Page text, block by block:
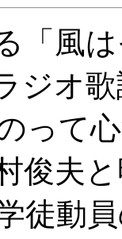
「風
ジオ
って
俊夫
徒動